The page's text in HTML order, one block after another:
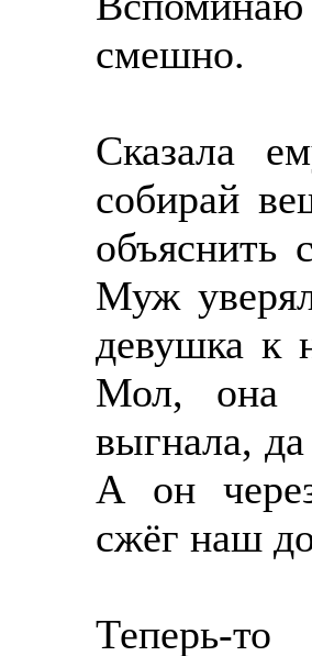
смешно.
Сказала
собирай
объяснить
Муж
девушка к
Мол, она
выгнала,
А он
сжёг наш
Теперь-